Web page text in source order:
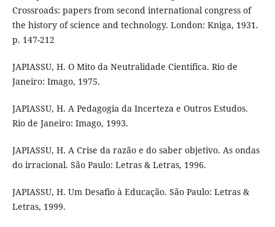
Crossroads: papers from second international congress of
the history of science and technology. London: Kniga, 1931.
p. 147-212
JAPIASSU, H. O Mito da Neutralidade Científica. Rio de
Janeiro: Imago, 1975.
JAPIASSU, H. A Pedagogia da Incerteza e Outros Estudos.
Rio de Janeiro: Imago, 1993.
JAPIASSU, H. A Crise da razão e do saber objetivo. As ondas
do irracional. São Paulo: Letras & Letras, 1996.
JAPIASSU, H. Um Desafio à Educação. São Paulo: Letras &
Letras, 1999.